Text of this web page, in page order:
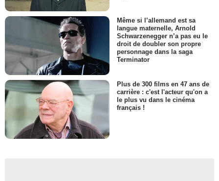
Même si l’allemand est sa
langue maternelle, Arnold
Schwarzenegger n’a pas eu le
droit de doubler son propre
personnage dans la saga
Terminator
Plus de 300 films en 47 ans de
carrière : c'est l'acteur qu'on a
le plus vu dans le cinéma
français !